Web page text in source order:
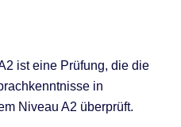
ist eine Prüfung, die die
in
Niveau A2 überprüft.